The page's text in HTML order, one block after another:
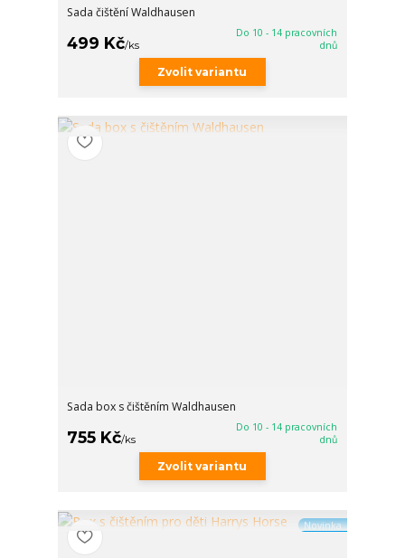
Sada čištění Waldhausen
499 Kč/ks
Do 10 - 14 pracovních
dnů
Zvolit variantu
Sada box s čištěním Waldhausen
755 Kč/ks
Do 10 - 14 pracovních
dnů
Zvolit variantu
Novinka